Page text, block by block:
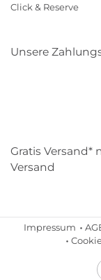
Click & Reserve
Unsere
Gratis Versand*
Versand
Impressum